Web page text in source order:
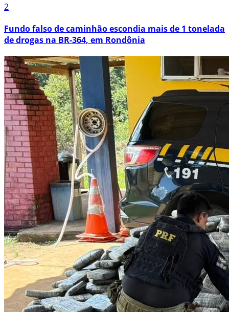
2
Fundo falso de caminhão escondia mais de 1 tonelada
de drogas na BR-364, em Rondônia